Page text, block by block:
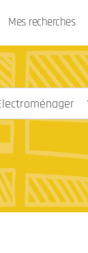
Mes recherches